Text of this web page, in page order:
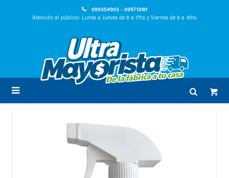
099354903 - 099713181
Atención al público: Lunes a Jueves de 8 a 17hs y Viernes de 8 a 16hs.
